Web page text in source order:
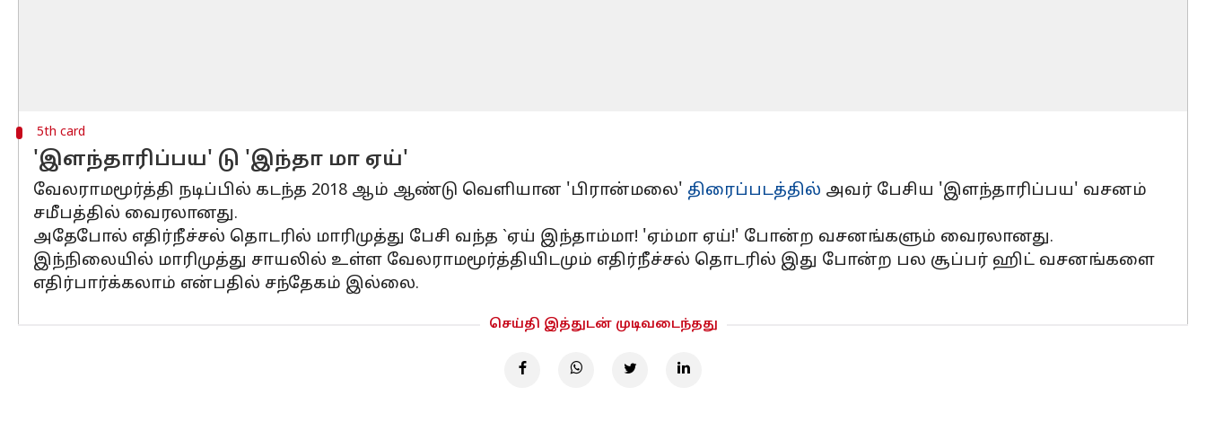
5th card
'இளந்தாரிப்பய' டு 'இந்தா மா ஏய்'
வேலராமமூர்த்தி நடிப்பில் கடந்த 2018 ஆம் ஆண்டு வெளியான 'பிரான்மலை' திரைப்படத்தில் அவர் பேசிய 'இளந்தாரிப்பய' வசனம்
சமீபத்தில் வைரலானது.
அதேபோல் எதிர்நீச்சல் தொடரில் மாரிமுத்து பேசி வந்த `ஏய் இந்தாம்மா! 'ஏம்மா ஏய்!' போன்ற வசனங்களும் வைரலானது.
இந்நிலையில் மாரிமுத்து சாயலில் உள்ள வேலராமமூர்த்தியிடமும் எதிர்நீச்சல் தொடரில் இது போன்ற பல சூப்பர் ஹிட் வசனங்களை
எதிர்பார்க்கலாம் என்பதில் சந்தேகம் இல்லை.
செய்தி இத்துடன் முடிவடைந்தது